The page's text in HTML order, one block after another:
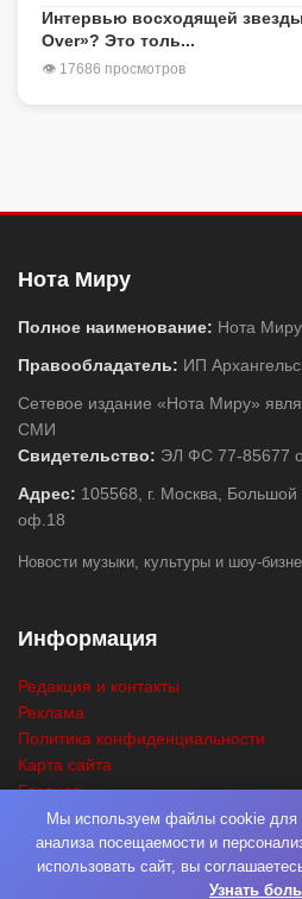
Интервью восходящей
Over»? Это толь...
👁 17686 просмотров
Нота Миру
Полное наименование: Нота Миру
Правообладатель: ИП
Сетевое издание «Нота Миру»
СМИ
Свидетельство: ЭЛ ФС 77-85677
Адрес: 105568, г. Москва, Большой
оф.18
Новости музыки, культуры и шоу-
Информация
Редакция и контакты
Реклама
Политика конфиденциальности
Карта сайта
Главная
ПоискМы используем файлы cookie для
анализа посещаемости и
использовать сайт, вы
Узнать